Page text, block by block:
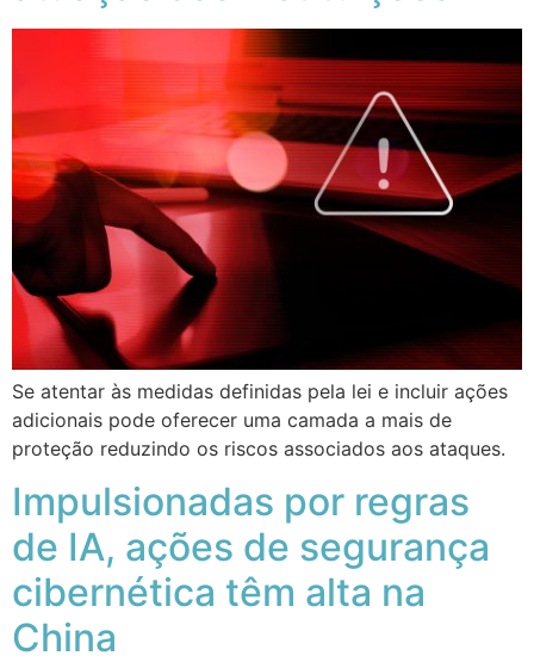
Se atentar às medidas definidas pela lei e incluir ações
adicionais pode oferecer uma camada a mais de
proteção reduzindo os riscos associados aos ataques.
Impulsionadas por regras
de IA, ações de segurança
cibernética têm alta na
China